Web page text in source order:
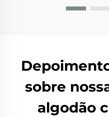
sobre
algodão